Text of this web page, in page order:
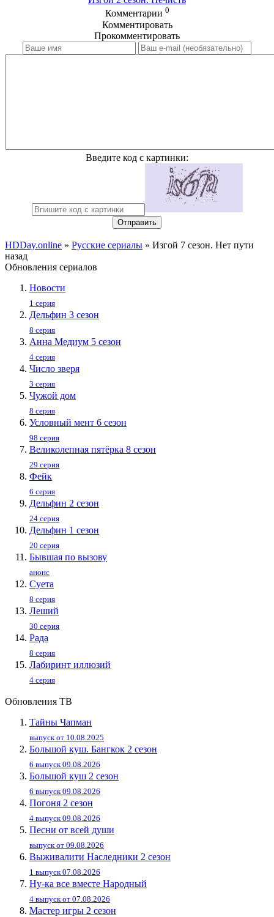
Комментарии 0
Комментировать
Прокомментировать
Введите код с картинки:
Отправить
HDDay.online » Русские сериалы » Изгой 7 сезон. Нет пути
назад
Обновления сериалов
Новости
1 серия
Дельфин 3 сезон
8 серия
Анна Медиум 5 сезон
4 серия
Число зверя
3 серия
Чужой дом
8 серия
Условный мент 6 сезон
98 серия
Великолепная пятёрка 8 сезон
29 серия
Фейк
6 серия
Дельфин 2 сезон
24 серия
Дельфин 1 сезон
20 серия
Бывшая по вызову
анонс
Суета
8 серия
Леший
30 серия
Рада
8 серия
Лабиринт иллюзий
4 серия
Обновления ТВ
Тайны Чапман
выпуск от 10.08.2025
Большой куш. Бангкок 2 сезон
6 выпуск 09.08.2026
Большой куш 2 сезон
6 выпуск 09.08.2026
Погоня 2 сезон
4 выпуск 09.08.2026
Песни от всей души
выпуск от 09.08.2026
Выживалити Наследники 2 сезон
1 выпуск 07.08.2026
Ну-ка все вместе Народный
4 выпуск от 07.08.2026
Мастер игры 2 сезон